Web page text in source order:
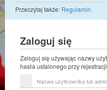
Przeczytaj także: Regulamin.
Zaloguj się
Zaloguj się używając nazwy
hasła ustalonego przy
użytkownika